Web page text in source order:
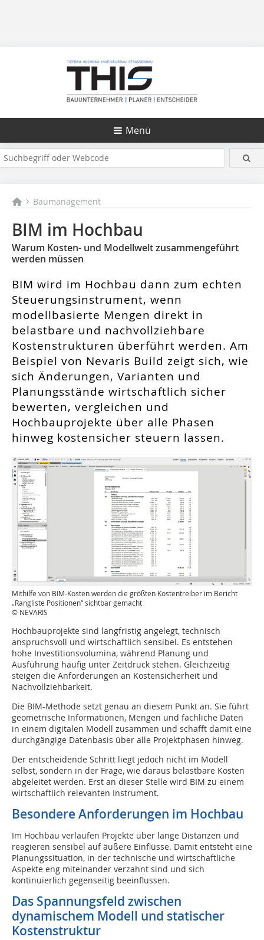
Menü
Baumanagement
BIM im Hochbau
Warum Kosten- und Modellwelt zusammengeführt
werden müssen
BIM wird im Hochbau dann zum echten
Steuerungsinstrument, wenn
modellbasierte Mengen direkt in
belastbare und nachvollziehbare
Kostenstrukturen überführt werden. Am
Beispiel von Nevaris Build zeigt sich, wie
sich Änderungen, Varianten und
Planungsstände wirtschaftlich sicher
bewerten, vergleichen und
Hochbauprojekte über alle Phasen
hinweg kostensicher steuern lassen.
Mithilfe von BIM-Kosten werden die größten Kostentreiber im Bericht
„Rangliste Positionen“ sichtbar gemacht
© NEVARIS
Hochbauprojekte sind langfristig angelegt, technisch
anspruchsvoll und wirtschaftlich sensibel. Es entstehen
hohe Investitionsvolumina, während Planung und
Ausführung häufig unter Zeitdruck stehen. Gleichzeitig
steigen die Anforderungen an Kostensicherheit und
Nachvollziehbarkeit.
Die BIM-Methode setzt genau an diesem Punkt an. Sie führt
geometrische Informationen, Mengen und fachliche Daten
in einem digitalen Modell zusammen und schafft damit eine
durchgängige Datenbasis über alle Projektphasen hinweg.
Der entscheidende Schritt liegt jedoch nicht im Modell
selbst, sondern in der Frage, wie daraus belastbare Kosten
abgeleitet werden. Erst an dieser Stelle wird BIM zu einem
wirtschaftlich relevanten Instrument.
Besondere Anforderungen im Hochbau
Im Hochbau verlaufen Projekte über lange Distanzen und
reagieren sensibel auf äußere Einflüsse. Damit entsteht eine
Planungssituation, in der technische und wirtschaftliche
Aspekte eng miteinander verzahnt sind und sich
kontinuierlich gegenseitig beeinflussen.
Das Spannungsfeld zwischen
dynamischem Modell und statischer
Kostenstruktur